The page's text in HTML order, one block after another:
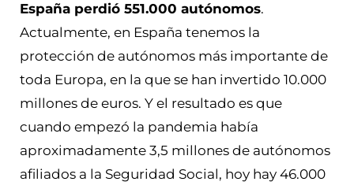
España perdió 551.000 autónomos.
Actualmente, en España tenemos la
protección de autónomos más importante de
toda Europa, en la que se han invertido 10.000
millones de euros. Y el resultado es que
cuando empezó la pandemia había
aproximadamente 3,5 millones de autónomos
afiliados a la Seguridad Social, hoy hay 46.000